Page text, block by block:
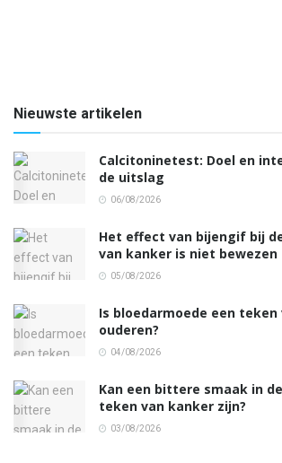
Nieuwste artikelen
Calcitoninetest: Doel en
de uitslag
06/08/2026
Het effect van bijengif bij
van kanker is niet bewezen
05/08/2026
Is bloedarmoede een
ouderen?
04/08/2026
Kan een bittere smaak in
teken van kanker zijn?
03/08/2026